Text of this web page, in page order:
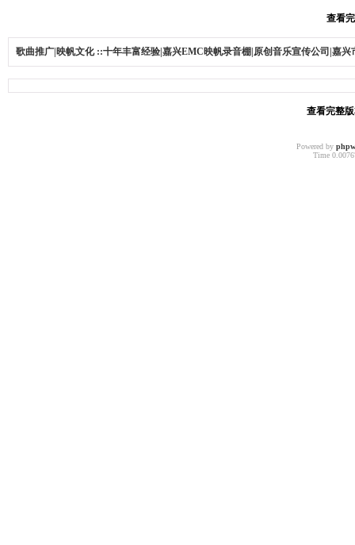
查看
歌曲推广|映帆文化 ::十年丰富经验|嘉兴EMC映帆录音棚|原创音乐宣传公司|嘉
查看完整
Powered by
Time